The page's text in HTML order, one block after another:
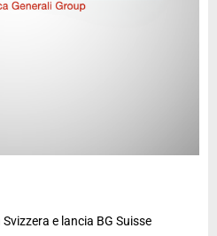
e lancia BG Suisse